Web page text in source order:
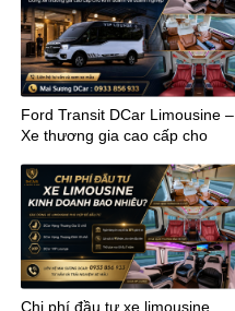
Ford Transit DCar Limousine –
Xe thương gia cao cấp cho
Chi phí đầu tư xe limousine